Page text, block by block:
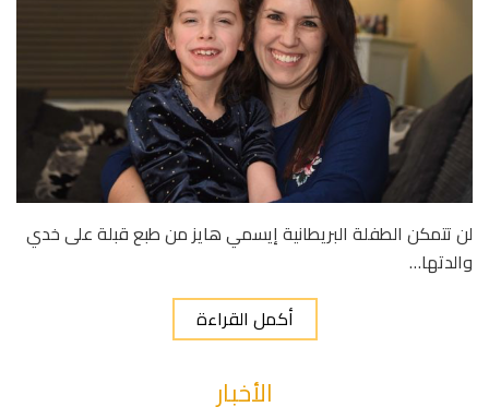
لن تتمكن الطفلة البريطانية إيسمي هايز من طبع قبلة على خدي
والدتها…
أكمل القراءة
الأخبار